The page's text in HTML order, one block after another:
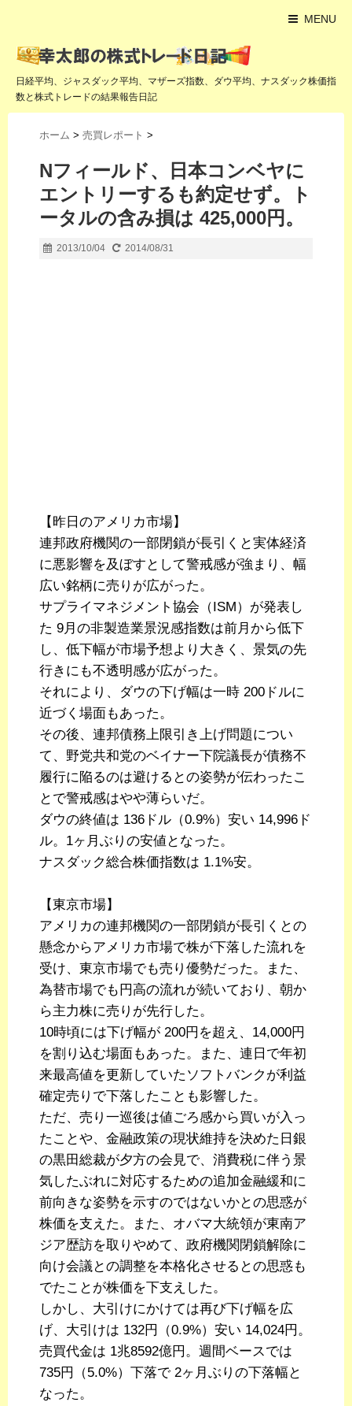
MENU
日経平均、ジャスダック平均、マザーズ指数、ダウ平均、ナスダック株価指
数と株式トレードの結果報告日記
ホーム > 売買レポート >
Nフィールド、日本コンベヤに
エントリーするも約定せず。ト
ータルの含み損は 425,000円。
2013/10/04 2014/08/31
【昨日のアメリカ市場】
連邦政府機関の一部閉鎖が長引くと実体経済
に悪影響を及ぼすとして警戒感が強まり、幅
広い銘柄に売りが広がった。
サプライマネジメント協会（ISM）が発表し
た 9月の非製造業景況感指数は前月から低下
し、低下幅が市場予想より大きく、景気の先
行きにも不透明感が広がった。
それにより、ダウの下げ幅は一時 200ドルに
近づく場面もあった。
その後、連邦債務上限引き上げ問題につい
て、野党共和党のベイナー下院議長が債務不
履行に陥るのは避けるとの姿勢が伝わったこ
とで警戒感はやや薄らいだ。
ダウの終値は 136ドル（0.9%）安い 14,996ド
ル。1ヶ月ぶりの安値となった。
ナスダック総合株価指数は 1.1%安。
【東京市場】
アメリカの連邦機関の一部閉鎖が長引くとの
懸念からアメリカ市場で株が下落した流れを
受け、東京市場でも売り優勢だった。また、
為替市場でも円高の流れが続いており、朝か
ら主力株に売りが先行した。
10時頃には下げ幅が 200円を超え、14,000円
を割り込む場面もあった。また、連日で年初
来最高値を更新していたソフトバンクが利益
確定売りで下落したことも影響した。
ただ、売り一巡後は値ごろ感から買いが入っ
たことや、金融政策の現状維持を決めた日銀
の黒田総裁が夕方の会見で、消費税に伴う景
気したぶれに対応するための追加金融緩和に
前向きな姿勢を示すのではないかとの思惑が
株価を支えた。また、オバマ大統領が東南ア
ジア歴訪を取りやめて、政府機関閉鎖解除に
向け会議との調整を本格化させるとの思惑も
でたことが株価を下支えした。
しかし、大引けにかけては再び下げ幅を広
げ、大引けは 132円（0.9%）安い 14,024円。
売買代金は 1兆8592億円。週間ベースでは
735円（5.0%）下落で 2ヶ月ぶりの下落幅と
なった。